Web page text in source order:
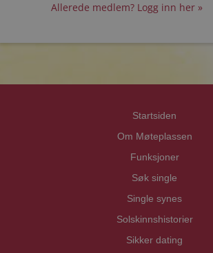
Allerede medlem? Logg inn her »
Startsiden
Om Møteplassen
Funksjoner
Søk single
Single synes
Solskinnshistorier
Sikker dating